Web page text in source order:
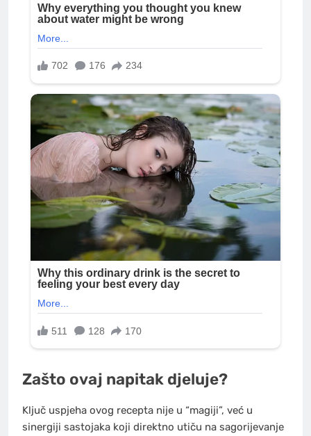
Zašto ovaj napitak djeluje?
Ključ uspjeha ovog recepta nije u “magiji”, već u
sinergiji sastojaka koji direktno utiču na sagorijevanje